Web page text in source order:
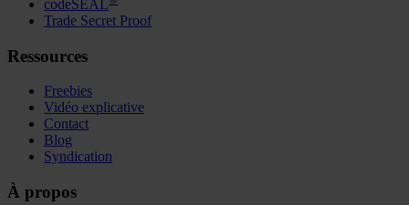
codeSEAL
Trade Secret Proof
Ressources
Freebies
Vidéo explicative
Contact
Blog
Syndication
À propos